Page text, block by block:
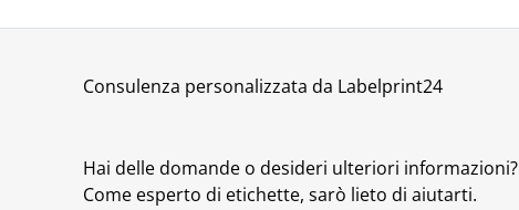
Consulenza personalizzata da Labelprint24
Hai delle domande o desideri ulteriori informazioni?
Come esperto di etichette, sarò lieto di aiutarti.